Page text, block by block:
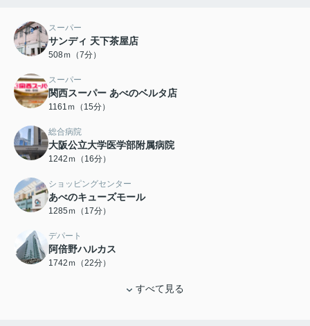
スーパー
サンディ 天下茶屋店
508ｍ（7分）
スーパー
関西スーパー あべのベルタ店
1161ｍ（15分）
総合病院
大阪公立大学医学部附属病院
1242ｍ（16分）
ショッピングセンター
あべのキューズモール
1285ｍ（17分）
デパート
阿倍野ハルカス
1742ｍ（22分）
すべて見る